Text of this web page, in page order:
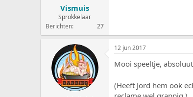
Vismuis
Sprokkelaar
Berichten
27
12 jun 2017
Mooi speeltje,
(Heeft Jord hem ook